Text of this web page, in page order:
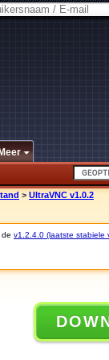
> UltraVNC v1.0.2
v1.2.4.0 (laatste stabiele